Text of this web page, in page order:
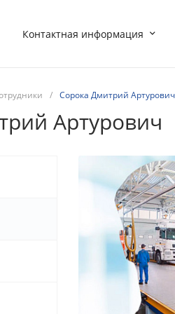
Контактная информация
/ Сорока Дмитрий Артурович
Артурович